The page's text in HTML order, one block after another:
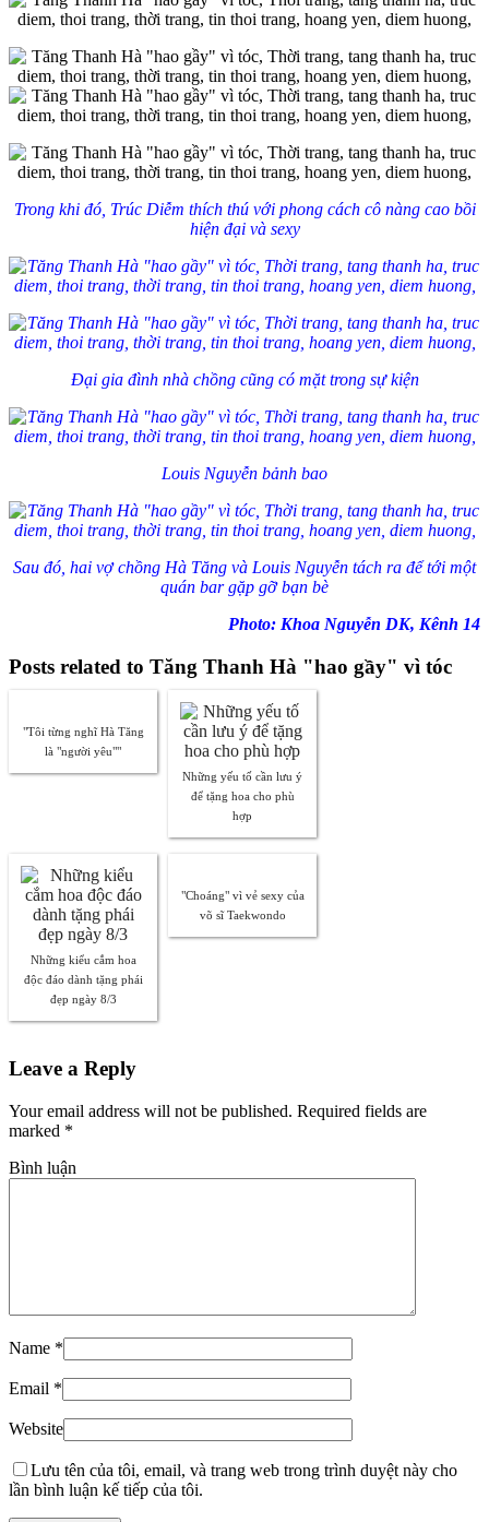
Trong khi đó, Trúc Diễm thích thú với phong cách cô nàng cao bồi
hiện đại và sexy
Đại gia đình nhà chồng cũng có mặt trong sự kiện
Louis Nguyễn bảnh bao
Sau đó, hai vợ chồng Hà Tăng và Louis Nguyễn tách ra để tới một
quán bar gặp gỡ bạn bè
Photo: Khoa Nguyễn DK, Kênh 14
Posts related to Tăng Thanh Hà "hao gầy" vì tóc
"Tôi từng nghĩ Hà Tăng
là "người yêu""
Những yếu tố cần lưu ý
để tặng hoa cho phù
hợp
Những kiểu cắm hoa
độc đáo dành tặng phái
đẹp ngày 8/3
"Choáng" vì vẻ sexy của
võ sĩ Taekwondo
Leave a Reply
Your email address will not be published. Required fields are
marked *
Bình luận
Name *
Email *
Website
Lưu tên của tôi, email, và trang web trong trình duyệt này cho
lần bình luận kế tiếp của tôi.